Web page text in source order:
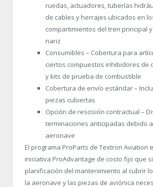
ruedas, actuadores, tuberías
de cables y herrajes ubicados en
compartimientos del tren principal
nariz
Consumibles – Cobertura para
ciertos compuestos inhibidores de
y kits de prueba de combustible
Cobertura de envío estándar –
piezas cubiertas
Opción de rescisión contractual –
terminaciones anticipadas debido
aeronave
El programa ProParts de Textron Aviation
iniciativa ProAdvantage de costo fijo que
planificación del mantenimiento al cubrir
la aeronave y las piezas de aviónica